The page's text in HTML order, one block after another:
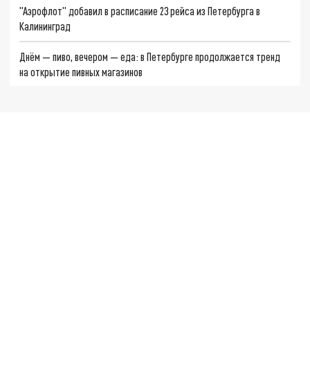
"Аэрофлот" добавил в расписание 23 рейса из Петербурга в
Калининград
Днём — пиво, вечером — еда: в Петербурге продолжается тренд
на открытие пивных магазинов